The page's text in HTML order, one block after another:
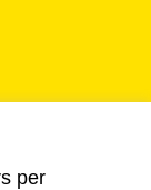
per